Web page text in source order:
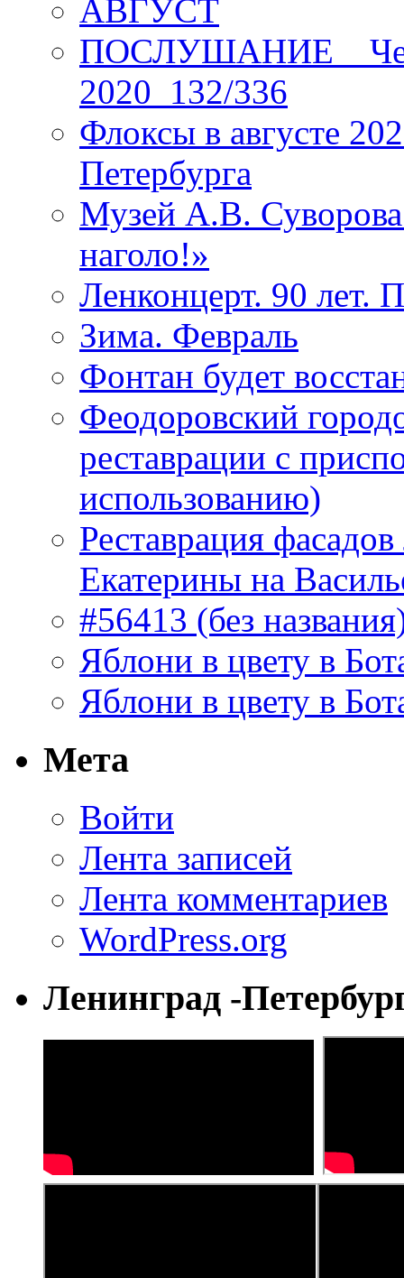
АВГУСТ
ПОСЛУШАНИЕ _
2020_132/336
Флоксы в августе
Петербурга
Музей А.В.
наголо!»
Ленконцерт. 90 лет.
Зима. Февраль
Фонтан будет
Феодоровский
реставрации с
использованию)
Реставрация
Екатерины на
#56413 (без
Яблони в цвету в
Яблони в цвету в
Мета
Войти
Лента записей
Лента комментариев
WordPress.org
Ленинград -